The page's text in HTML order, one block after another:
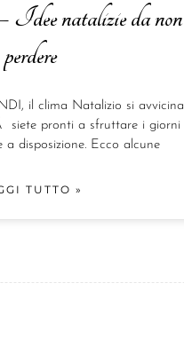
natalizie da non
perdere
il clima Natalizio si avvicina
siete pronti a sfruttare i giorni
a disposizione. Ecco alcune
TUTTO »